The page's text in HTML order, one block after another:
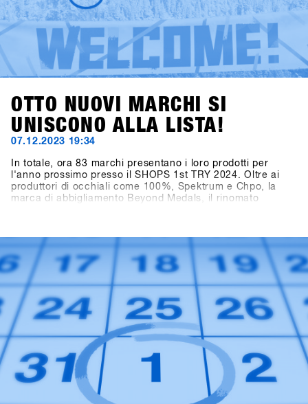
OTTO NUOVI MARCHI SI
UNISCONO ALLA LISTA!
07.12.2023 19:34
In totale, ora 83 marchi presentano i loro prodotti per
l'anno prossimo presso il SHOPS 1st TRY 2024. Oltre ai
produttori di occhiali come 100%, Spektrum e Chpo, la
marca di abbigliamento Beyond Medals, il rinomato
Particolarmente emozionante è la notizia dell'aggiunta nel
settore Hardware per Snowboard: anche Tur Snowboards
dalla Svezia è presente.Accedi a SHOPS 1st BASE per
scoprire di più su questi nuovi marchi!